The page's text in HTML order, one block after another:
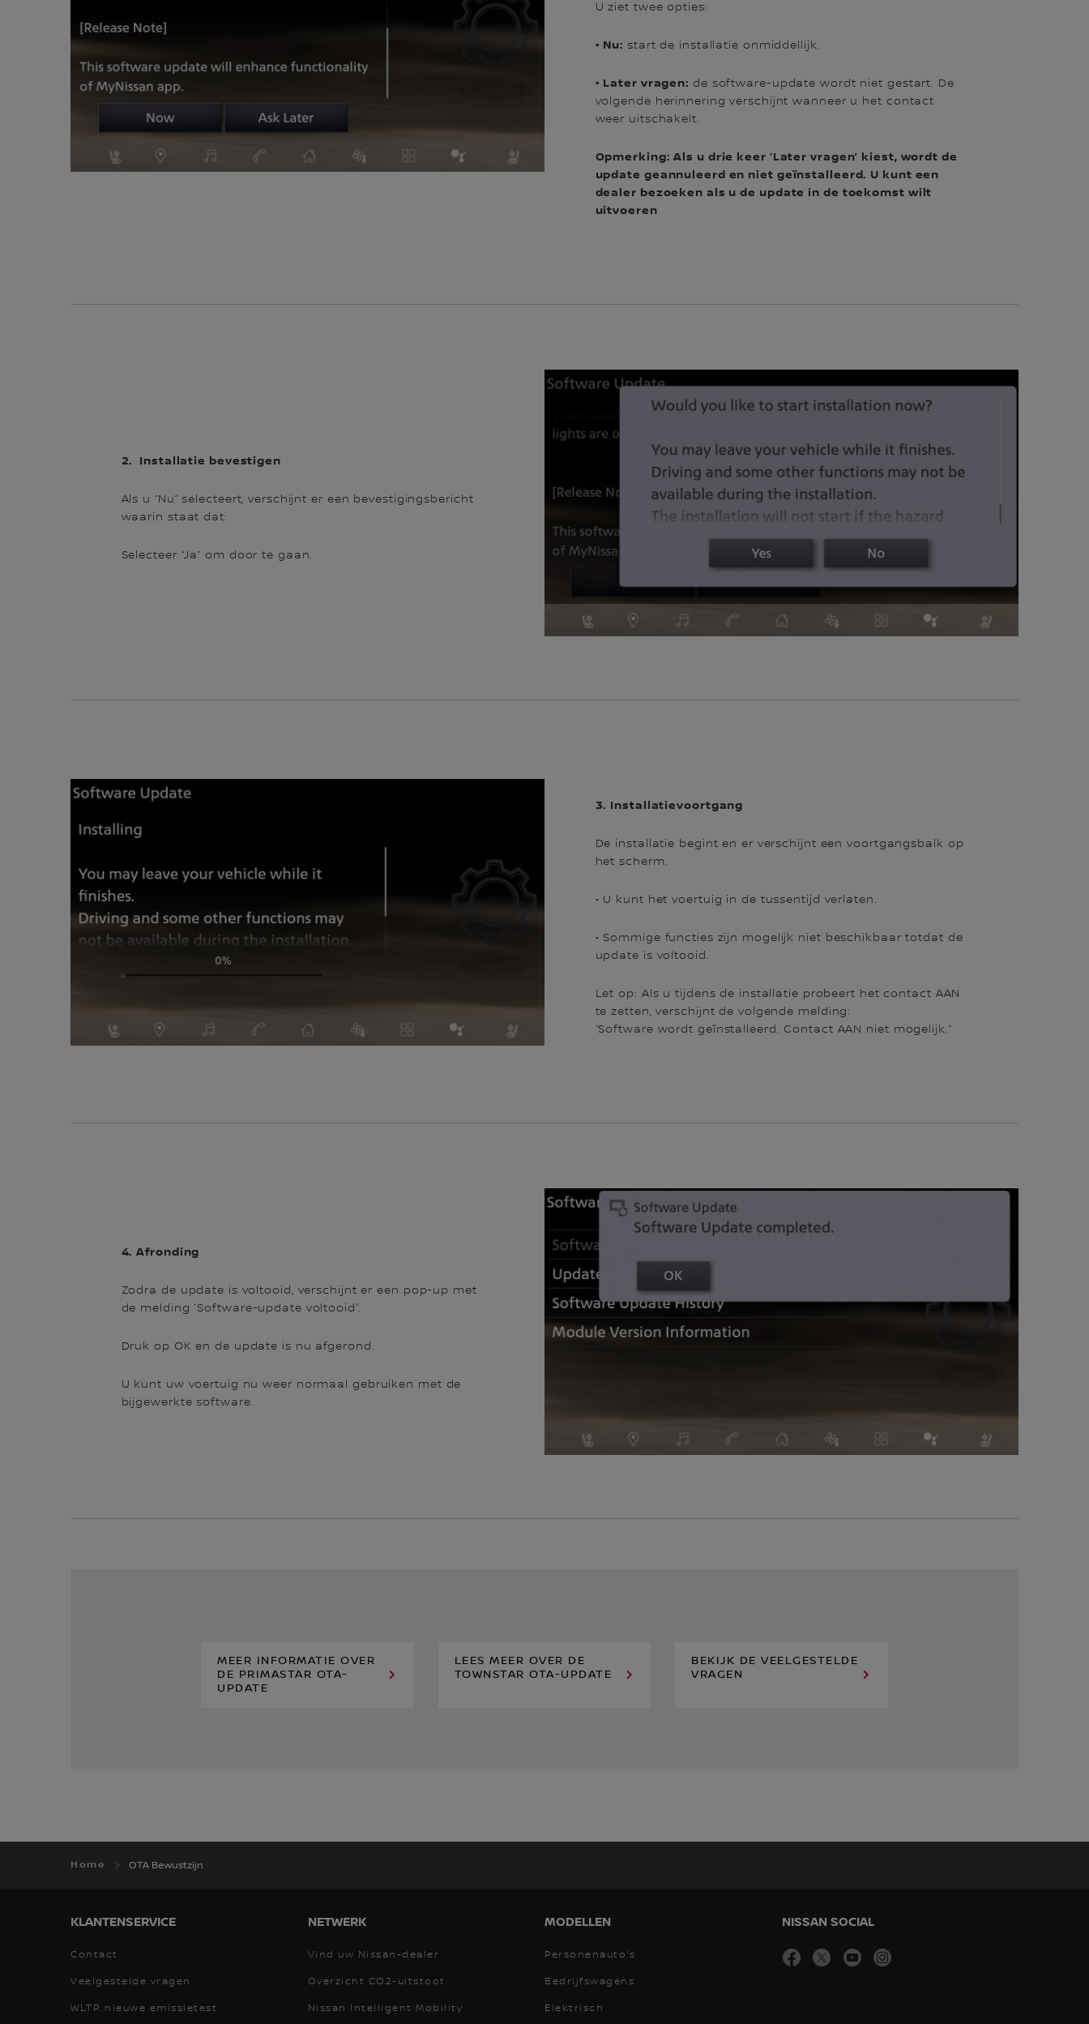
U ziet twee opties:
• Nu: start de installatie onmiddellijk.
• Later vragen: de software-update wordt niet gestart. De
volgende herinnering verschijnt wanneer u het contact
weer uitschakelt.
Opmerking: Als u drie keer ‘Later vragen’ kiest, wordt de
update geannuleerd en niet geïnstalleerd. U kunt een
dealer bezoeken als u de update in de toekomst wilt
uitvoeren
2. Installatie bevestigen
Als u “Nu” selecteert, verschijnt er een bevestigingsbericht
waarin staat dat:
Selecteer “Ja” om door te gaan.
3. Installatievoortgang
De installatie begint en er verschijnt een voortgangsbalk op
het scherm.
• U kunt het voertuig in de tussentijd verlaten.
• Sommige functies zijn mogelijk niet beschikbaar totdat de
update is voltooid.
Let op: Als u tijdens de installatie probeert het contact AAN
te zetten, verschijnt de volgende melding:
“Software wordt geïnstalleerd. Contact AAN niet mogelijk.”
4. Afronding
Zodra de update is voltooid, verschijnt er een pop-up met
de melding 'Software-update voltooid'.
Druk op OK en de update is nu afgerond.
U kunt uw voertuig nu weer normaal gebruiken met de
bijgewerkte software.
MEER INFORMATIE OVER
DE PRIMASTAR OTA-
UPDATE
LEES MEER OVER DE
TOWNSTAR OTA-UPDATE
BEKIJK DE VEELGESTELDE
VRAGEN
Home OTA Bewustzijn
KLANTENSERVICE
Contact
Veelgestelde vragen
WLTP: nieuwe emissietest
NETWERK
Vind uw Nissan-dealer
Overzicht CO2-uitstoot
Nissan Intelligent Mobility
MODELLEN
Personenauto's
Bedrijfswagens
Elektrisch
NISSAN SOCIAL
facebook
twitteryoutube